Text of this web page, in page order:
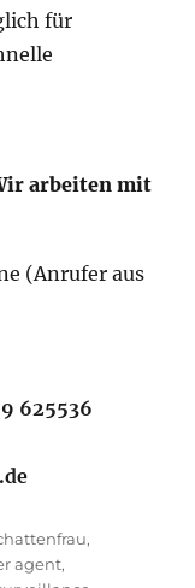
für
arbeiten mit
(Anrufer aus
625536
,
agent,